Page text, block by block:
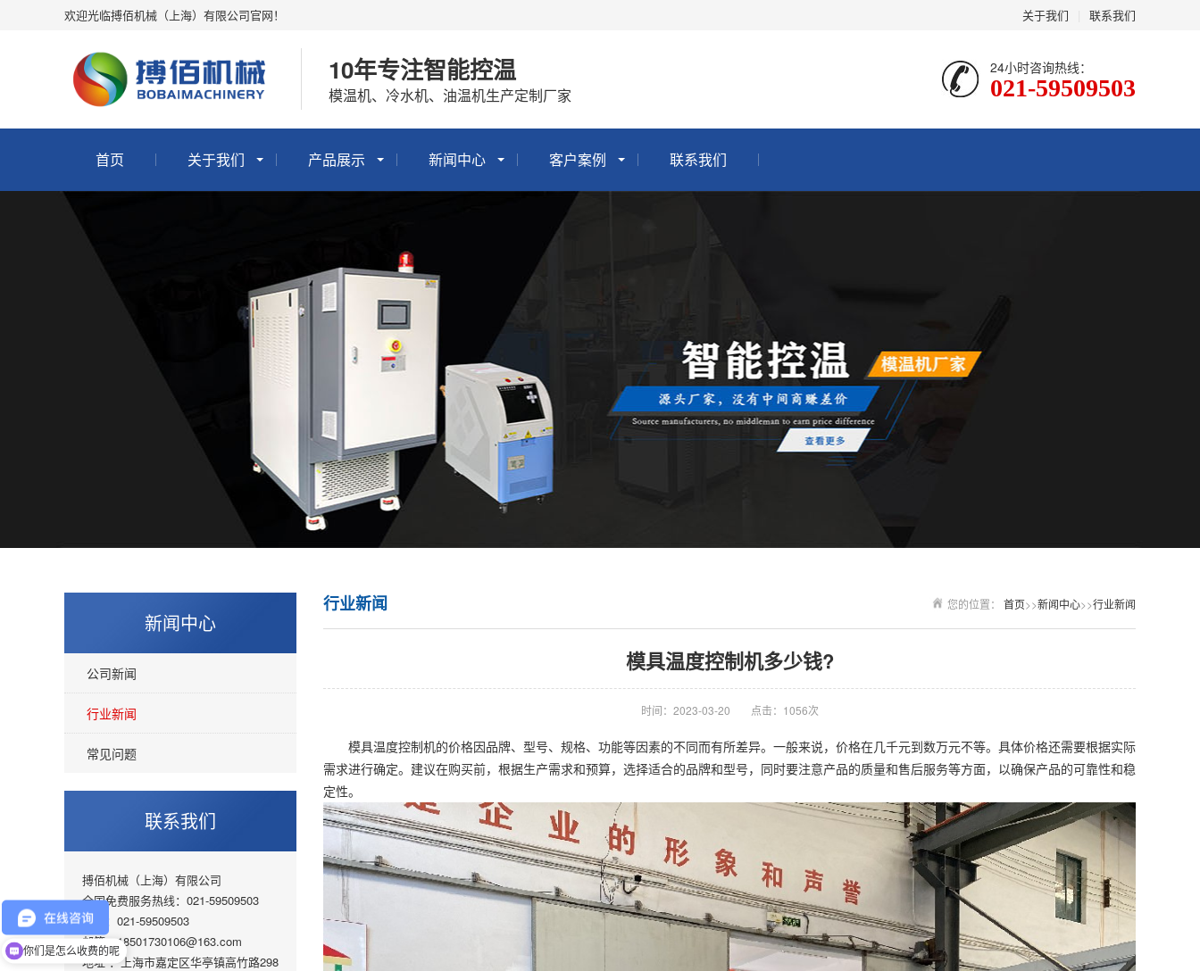
关于我们 联系我们
欢迎光临搏佰机械（上海）有限公司官网！
10年专注智能控温
模温机、冷水机、油温机生产定制厂家
24小时咨询热线：
021-59509503
首页 关于我们 产品展示 新闻中心 客户案例 联系我们
新闻中心
公司新闻
行业新闻
常见问题
联系我们
搏佰机械（上海）有限公司
全国免费服务热线：021-59509503
手机：021-59509503
邮箱：18501730106@163.com
地址 ：上海市嘉定区华亭镇高竹路298
您的位置： 首页>>新闻中心>>行业新闻
行业新闻
模具温度控制机多少钱?
时间：2023-03-20 点击：1056次
模具温度控制机的价格因品牌、型号、规格、功能等因素的不同而有所差异。一般来说，价格在几千元到数万元不等。具体价格还需要根据实际
需求进行确定。建议在购买前，根据生产需求和预算，选择适合的品牌和型号，同时要注意产品的质量和售后服务等方面，以确保产品的可靠性和稳
定性。
你们是怎么收费的呢